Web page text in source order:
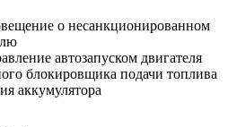
о несанкционированном
автозапуском двигателя
блокировщика подачи топлива
аккумулятора